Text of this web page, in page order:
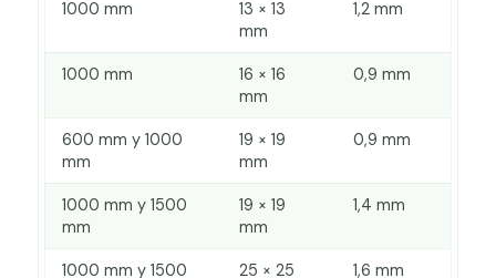
1000 mm
13 × 13
mm
1,2 mm
1000 mm
16 × 16
mm
0,9 mm
600 mm y 1000
mm
19 × 19
mm
0,9 mm
1000 mm y 1500
mm
19 × 19
mm
1,4 mm
1000 mm y 1500 25 × 25 1,6 mm